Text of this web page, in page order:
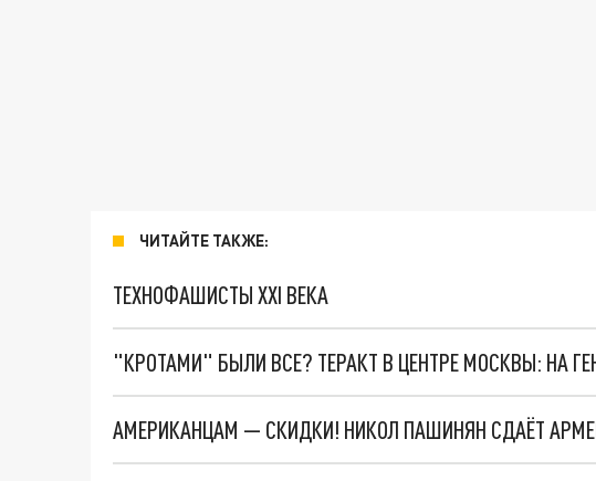
ЧИТАЙТЕ ТАКЖЕ:
ТЕХНОФАШИСТЫ XXI ВЕКА
"КРОТАМИ" БЫЛИ ВСЕ? ТЕРАКТ В ЦЕНТРЕ МОСКВЫ: НА
АМЕРИКАНЦАМ — СКИДКИ! НИКОЛ ПАШИНЯН СДАЁТ